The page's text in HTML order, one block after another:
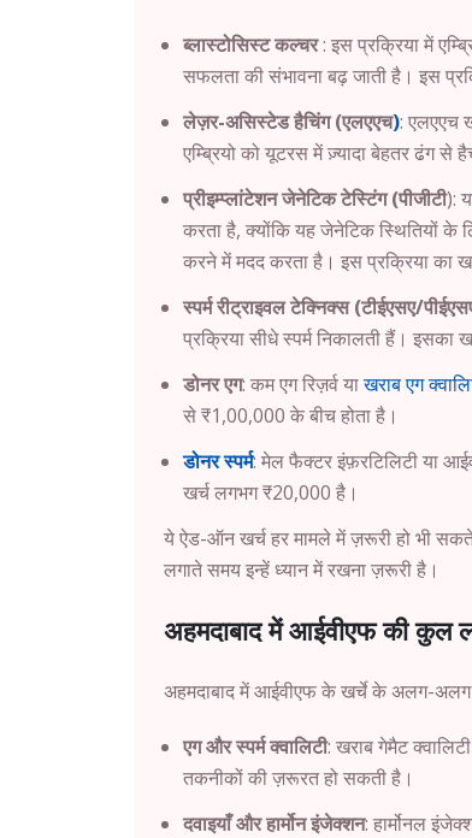
ब्लास्टोसिस्ट कल्चर: इस प्रक्रिया में
सफलता की संभावना बढ़ जाती है। इस
लेज़र-असिस्टेड हैचिंग (एलएएच): एलएएच
एम्ब्रियो को यूटरस में ज़्यादा बेहतर ढंग
प्रीइम्प्लांटेशन जेनेटिक टेस्टिंग (पीजीटी):
करता है, क्योंकि यह जेनेटिक स्थितियों के
करने में मदद करता है। इस प्रक्रिया का
स्पर्म रीट्राइवल टेक्निक्स (टीईएसए/
प्रक्रिया सीधे स्पर्म निकालती हैं। इसका
डोनर एग: कम एग रिज़र्व याखराब एग
से ₹1,00,000 के बीच होता है।
डोनर स्पर्म: मेल फैक्टर इंफ़रटिलिटी या
खर्च लगभग ₹20,000 है।
ये ऐड-ऑन खर्च हर मामले में ज़रूरी हो भी
लगाते समय इन्हें ध्यान में रखना ज़रूरी है।
अहमदाबाद में आईवीएफ की कुल
अहमदाबाद में आईवीएफ के खर्चे के अलग-
एग और स्पर्म क्वालिटी: खराब गेमैट
तकनीकों की ज़रूरत हो सकती है।
दवाइयाँ और हार्मोन इंजेक्शन: हार्मोनल